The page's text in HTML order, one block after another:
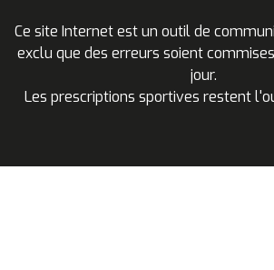
Ce site Internet est un outil de
exclu que des erreurs soient
jour.
Les prescriptions sportives restent